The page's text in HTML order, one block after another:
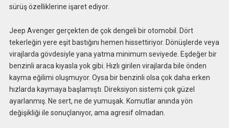
sürüş özelliklerine işaret ediyor.
Jeep Avenger gerçekten de çok dengeli bir otomobil. Dört
tekerleğin yere eşit bastığını hemen hissettiriyor. Dönüşlerde veya
virajlarda gövdesiyle yana yatma minimum seviyede. Eşdeğer bir
benzinli araca kıyasla yok gibi. Hızlı girilen virajlarda bile önden
kayma eğilimi oluşmuyor. Oysa bir benzinli olsa çok daha erken
hızlarda kaymaya başlamıştı. Direksiyon sistemi çok güzel
ayarlanmış. Ne sert, ne de yumuşak. Komutlar anında yön
değişikliği ile sonuçlanıyor, ama agresif olmadan.